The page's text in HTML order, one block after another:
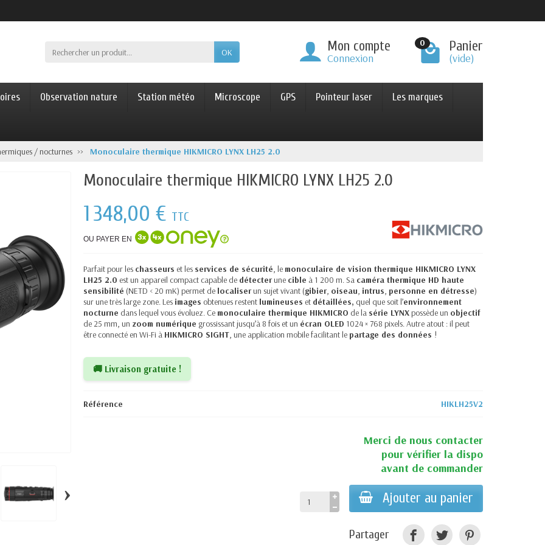
OK Mon compte
Connexion
0 Panier
(vide)
Observation nature Station météo Microscope GPS Pointeur laser Les marques
/ nocturnes Monoculaire thermique HIKMICRO LYNX LH25 2.0
›
Monoculaire thermique HIKMICRO LYNX LH25 2.0
1 348,00 € TTC
OU PAYER EN
Parfait pour les chasseurs et les services de sécurité, le monoculaire de vision thermique HIKMICRO LYNX
LH25 2.0 est un appareil compact capable de détecterune cible à 1 200 m. Sa caméra thermique HD haute
sensibilité (NETD < 20 mK) permet de localiserun sujet vivant (gibier, oiseau, intrus, personne en détresse)
sur une très large zone. Les images obtenues restent lumineuses et détaillées, quel que soit l’environnement
nocturne dans lequel vous évoluez. Ce monoculaire thermique HIKMICRO de la série LYNXpossède un objectif
de 25 mm, un zoom numérique grossissant jusqu’à 8 fois et un écran OLED 1024 × 768 pixels. Autre atout : il peut
être connecté en Wi-Fi à HIKMICRO SIGHT, une application mobile facilitant le partage des données !
🚚 Livraison gratuite !
Référence HIKLH25V2
Merci de nous contacter
pour vérifier la dispo
avant de commander
Ajouter au panier
Partager